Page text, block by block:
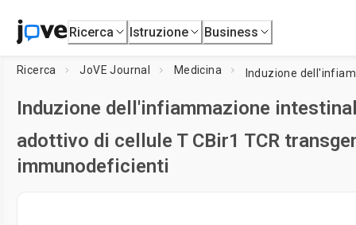
Ricerca Istruzione Business
Ricerca JoVE Journal Medicina
Induzione dell'infiammazione
adottivo di cellule T CBir1 TCR
immunodeficienti